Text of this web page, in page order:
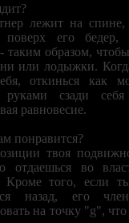
лежит на
поверх его
таким образом,
или лодыжки.
откинься как
руками сзади
равновесие.
понравится?
твоя
отдаешься во
Кроме того, если
назад, его
на точку "g",